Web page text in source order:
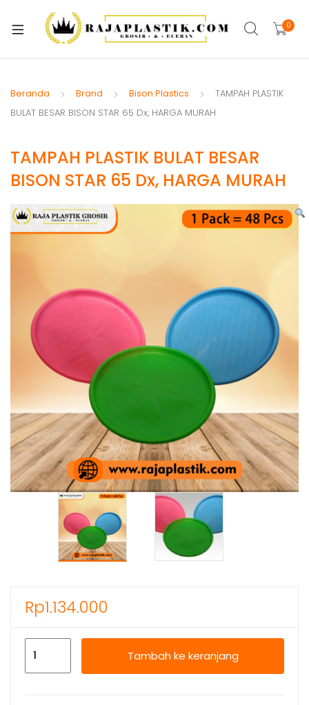
0
Beranda Brand Bison Plastics
TAMPAH PLASTIK
BULAT BESAR BISON STAR 65 Dx, HARGA MURAH
TAMPAH PLASTIK BULAT BESAR
BISON STAR 65 Dx, HARGA MURAH
Rp1.134.000
Tambah ke keranjang